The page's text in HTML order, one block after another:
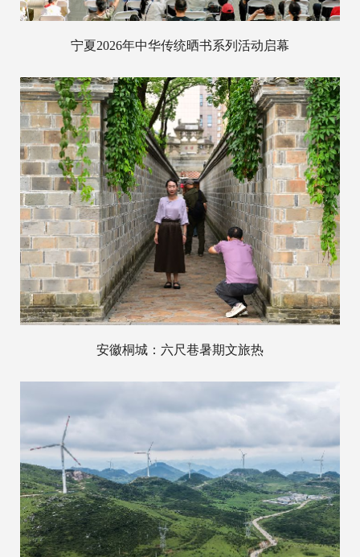
宁夏2026年中华传统晒书系列活动启幕
安徽桐城：六尺巷暑期文旅热